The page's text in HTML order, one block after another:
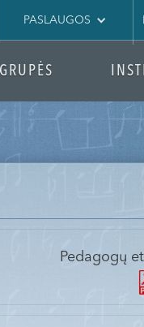
PASLAUGOS
Pedagogų